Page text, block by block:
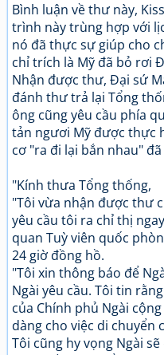
Bình luận về thư này,
trình này trùng hợp với
nó đã thực sự giúp cho
chỉ trích là Mỹ đã bỏ rơi
Nhận được thư, Đại sứ
đánh thư trả lại Tổng
ông cũng yêu cầu phía
tản ngươi Mỹ được thực
cơ "ra đi lại bắn nhau"
"Kính thưa Tổng thống,
"Tôi vừa nhận được thư
yêu cầu tôi ra chỉ thị
quan Tuỳ viên quốc
24 giờ đồng hồ.
"Tôi xin thông báo để
Ngài yêu cầu. Tôi tin
của Chính phủ Ngài
dàng cho việc di chuyển
Tôi cũng hy vọng Ngài